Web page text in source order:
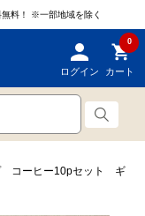
料！ ※一部地域を除く
ログイン
0
カート
コーヒー10pセット ギ